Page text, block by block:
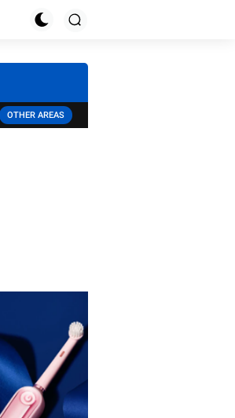
OTHER AREAS